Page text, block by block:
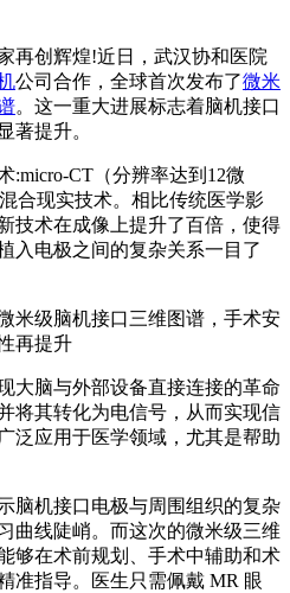
再创辉煌!近日，武汉协和医院
公司合作，全球首次发布了微米
。这一重大进展标志着脑机接口
著提升。
:micro-CT（分辨率达到12微
合现实技术。相比传统医学影
技术在成像上提升了百倍，使得
入电极之间的复杂关系一目了
大脑与外部设备直接连接的革命
将其转化为电信号，从而实现信
泛应用于医学领域，尤其是帮助
脑机接口电极与周围组织的复杂
曲线陡峭。而这次的微米级三维
够在术前规划、手术中辅助和术
准指导。医生只需佩戴 MR 眼